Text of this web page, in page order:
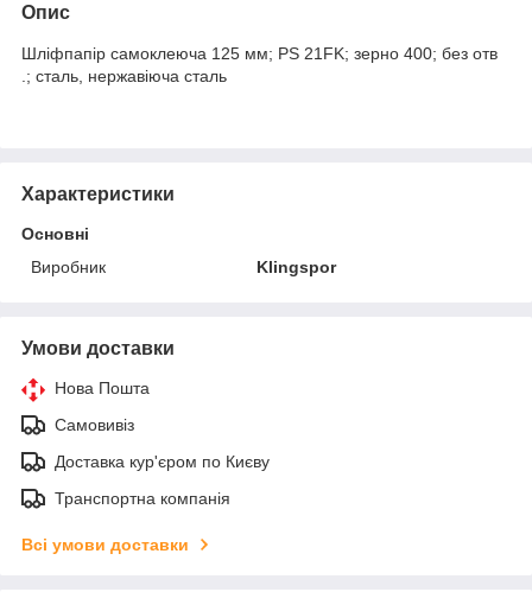
Опис
Шліфпапір самоклеюча 125 мм; PS 21FK; зерно 400; без отв
.; сталь, нержавіюча сталь
Характеристики
Основні
Виробник
Klingspor
Умови доставки
Нова Пошта
Самовивіз
Доставка кур'єром по Києву
Транспортна компанія
Всі умови доставки